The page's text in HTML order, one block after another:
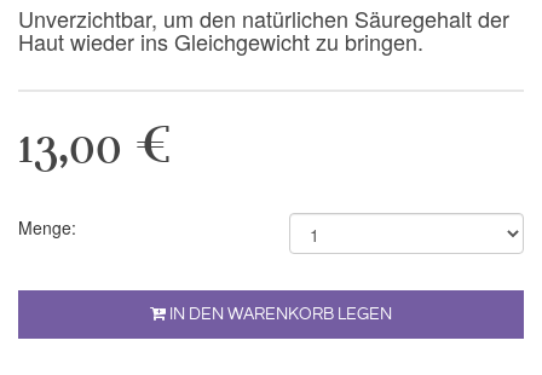
Unverzichtbar, um den natürlichen Säuregehalt der
Haut wieder ins Gleichgewicht zu bringen.
13,00 €
Menge:
IN DEN WARENKORB LEGEN